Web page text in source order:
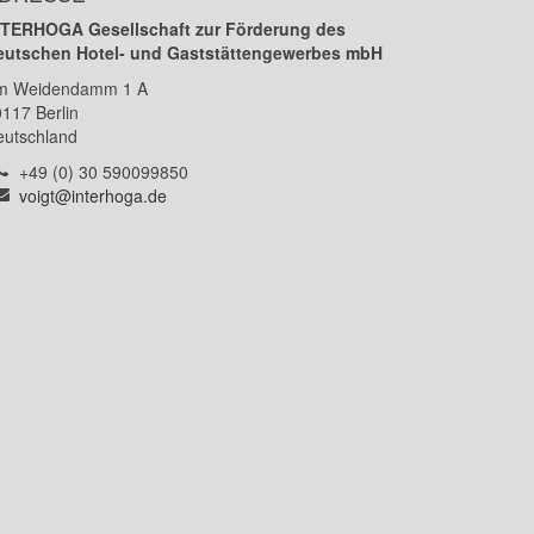
Gesellschaft zur Förderung des
Hotel- und Gaststättengewerbes mbH
Weidendamm 1 A
Berlin
Telefon:
+49 (0) 30 590099850
E-
voigt@interhoga.de